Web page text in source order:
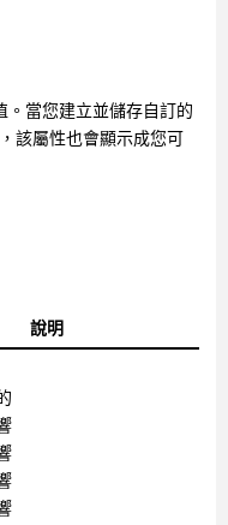
當您建立並儲存自訂的
該屬性也會顯示成您可
說明